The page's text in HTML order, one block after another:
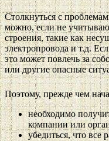
Столкнуться с
можно, если не
строения, такие как
электропровода и т.д.
это может повлечь за
или другие опасные
Поэтому, прежде чем
необходимо
компании или
убедиться, что все